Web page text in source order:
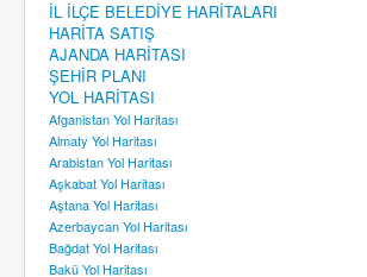
İL İLÇE BELEDİYE HARİTALARI
HARİTA SATIŞ
AJANDA HARİTASI
ŞEHİR PLANI
YOL HARİTASI
Afganistan Yol Haritası
Almaty Yol Haritası
Arabistan Yol Haritası
Aşkabat Yol Haritası
Aştana Yol Haritası
Azerbaycan Yol Haritası
Bağdat Yol Haritası
Bakü Yol Haritası